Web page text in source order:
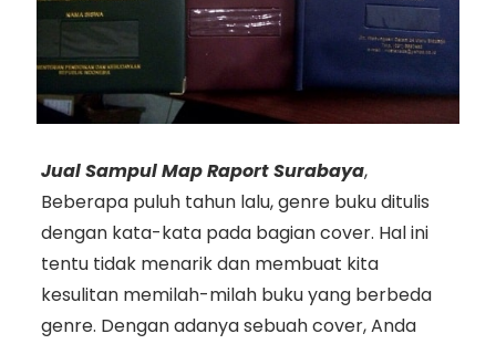
Jual Sampul Map Raport Surabaya,
Beberapa puluh tahun lalu, genre buku ditulis
dengan kata-kata pada bagian cover. Hal ini
tentu tidak menarik dan membuat kita
kesulitan memilah-milah buku yang berbeda
genre. Dengan adanya sebuah cover, Anda